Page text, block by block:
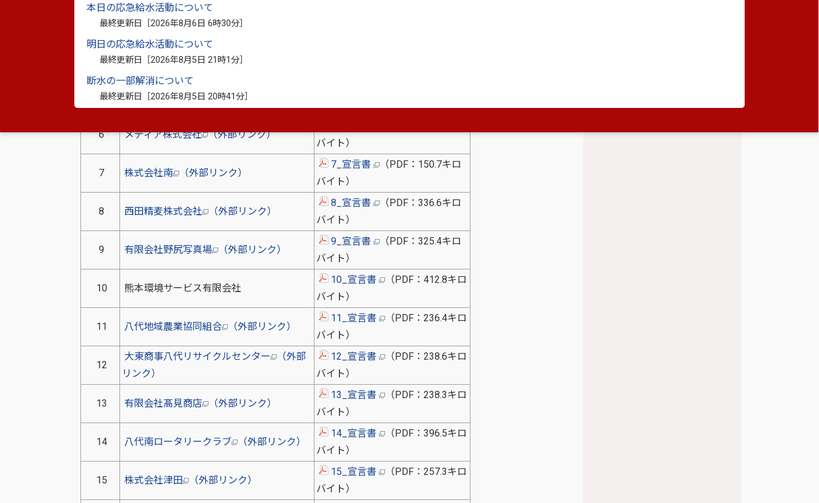
本日の応急給水活動について
最終更新日［2026年8月6日 6時30分
明日の応急給水活動について
最終更新日［2026年8月5日 21時1分
断水の一部解消について
最終更新日［2026年8月5日 20時41分
3 株式会社ブルーコート
4
八代ナカミチサポート有限会社
ンク）
5 株式会社NAINAI （外部リンク）
6 メディア株式会社 （外部リンク）
バイト）
7 株式会社南 （外部リンク）
7_宣言書
（PDF：150.7キロ
バイト）
8 西田精麦株式会社 （外部リンク）
8_宣言書
（PDF：336.6キロ
バイト）
9 有限会社野尻写真場 （外部リンク）
9_宣言書
（PDF：325.4キロ
バイト）
10 熊本環境サービス有限会社
10_宣言書
（PDF：412.8キロ
バイト）
11 八代地域農業協同組合 （外部リンク）
11_宣言書
（PDF：236.4キロ
バイト）
12
大東商事八代リサイクルセンター
（外部
リンク）
12_宣言書
（PDF：238.6キロ
バイト）
13 有限会社髙見商店 （外部リンク）
13_宣言書
（PDF：238.3キロ
バイト）
14 八代南ロータリークラブ （外部リンク）
14_宣言書
（PDF：396.5キロ
バイト）
15 株式会社津田 （外部リンク）
15_宣言書
（PDF：257.3キロ
バイト）